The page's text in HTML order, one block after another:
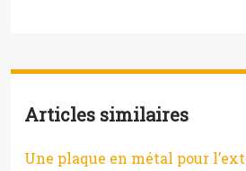
Articles similaires
Une plaque en métal pour